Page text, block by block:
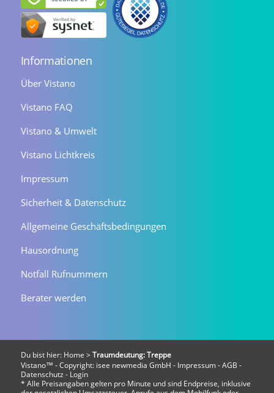
Informationen
Über Vistano
Vistano FAQ
Vistano & Umwelt
Vistano Lichtkreis
Impressum
Sicherheit & Datenschutz
Allgemeine Geschäftsbedingungen
Hausordnung
Notfall Rufnummern
Berater werden
Du bist hier: Home > Traumdeutung: Treppe
Vistano™ - Copyright: isee newmedia GmbH - Impressum-AGB -
Datenschutz - Login
* Alle Preisangaben gelten pro Minute und sind Endpreise, inklusive